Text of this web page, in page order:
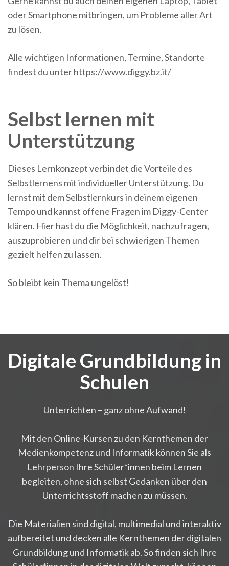
oder Smartphone mitbringen, um Probleme aller Art
zu lösen.
Alle wichtigen Informationen, Termine, Standorte
findest du unter https://www.diggy.bz.it/
Selbst lernen mit
Unterstützung
Dieses Lernkonzept verbindet die Vorteile des
Selbstlernens mit individueller Unterstützung. Du
lernst mit dem Selbstlernkurs in deinem eigenen
Tempo und kannst offene Fragen im Diggy-Center
klären. Hier hast du die Möglichkeit, nachzufragen,
auszuprobieren und dir bei schwierigen Themen
gezielt helfen zu lassen.
So bleibt kein Thema ungelöst!
Digitale Grundbildung in
Schulen
Unterrichten – ganz ohne Aufwand!
Mit den Online-Kursen zu den Kernthemen der
Medienkompetenz und Informatik können Sie als
Lehrperson Ihre Schüler*innen beim Lernen
begleiten, ohne sich selbst Gedanken über den
Unterrichtsstoff machen zu müssen.
Die Materialien sind digital, multimedial und interaktiv
aufbereitet und decken alle Kernthemen der digitalen
Grundbildung und Informatik ab. So finden sich Ihre